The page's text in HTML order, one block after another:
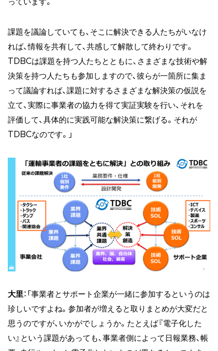
っています。
課題を議論していても、そこに解決できる人たちがいなけ
れば、情報を共有して、共感して解散して終わりです。
TDBCは課題を持つ人たちとともに、さまざまな技術や解
決策を持つ人たちも参加しますので、彼らが一箇所に集ま
って議論すれば、課題に対するさまざまな解決策の仮説を
立て、実際に事業者の協力を得て実証実験を行い、それを
評価して、具体的に実践可能な解決策に繋げる。それが
TDBCなのです。」
大里：「事業者とサポート企業が一緒に参加するというのは
珍しいですよね。参加者が増えると取りまとめが大変だと
思うのですが、いかがでしょうか。たとえば『電子化した
い』という課題があっても、事業者側によって日報業務、帳